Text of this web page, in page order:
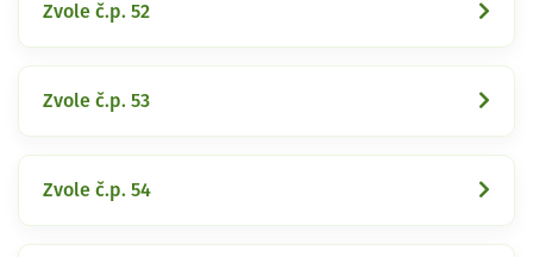
Zvole č.p. 52
Zvole č.p. 53
Zvole č.p. 54